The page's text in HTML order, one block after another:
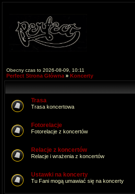
Obecny czas to 2026-08-09, 10:11
Perfect Strona Główna » Koncerty
Trasa
Trasa koncertowa
Fotorelacje
Fotorelacje z koncertów
Relacje z koncertów
Relacje i wrażenia z koncertów
Ustawki na koncerty
Tu Fani mogą umawiać się na koncerty